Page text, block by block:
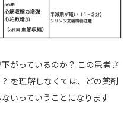
がっているのか？ この患者さ
を理解しなくては、どの薬剤
いっていうことになります